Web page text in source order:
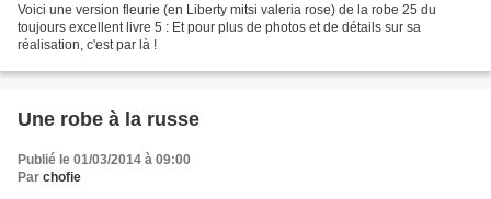
Voici une version fleurie (en Liberty mitsi valeria rose) de la robe 25 du
toujours excellent livre 5 : Et pour plus de photos et de détails sur sa
réalisation, c'est par là !
Une robe à la russe
Publié le 01/03/2014 à 09:00
Par chofie